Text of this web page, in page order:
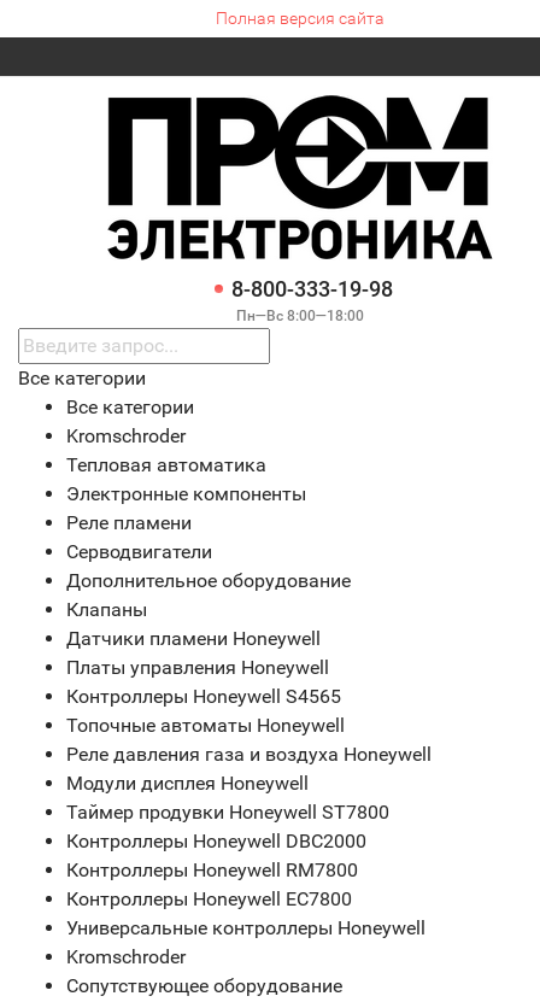
Полная версия сайта
8-800-333-19-98
Пн—Вс 8:00—18:00
Все категории
Все категории
Kromschroder
Тепловая автоматика
Электронные компоненты
Реле пламени
Серводвигатели
Дополнительное оборудование
Клапаны
Датчики пламени Honeywell
Платы управления Honeywell
Контроллеры Honeywell S4565
Топочные автоматы Honeywell
Реле давления газа и воздуха Honeywell
Модули дисплея Honeywell
Таймер продувки Honeywell ST7800
Контроллеры Honeywell DBC2000
Контроллеры Honeywell RM7800
Контроллеры Honeywell EC7800
Универсальные контроллеры Honeywell
Kromschroder
Сопутствующее оборудование